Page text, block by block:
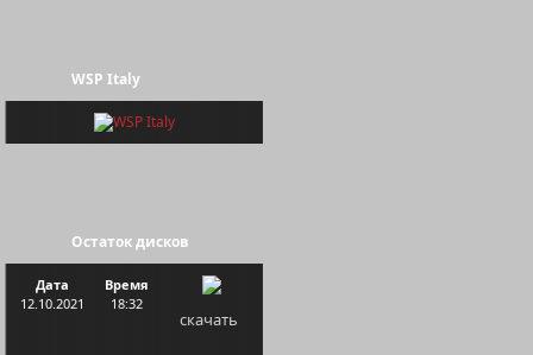
WSP Italy
Остаток дисков
Дата
12.10.2021
Время
18:32
скачать